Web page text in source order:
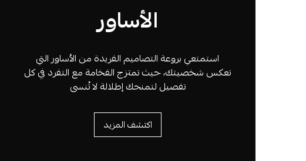
الأساور
استمتعي بروعة التصاميم الفريدة من الأساور التي
تعكس شخصيتك، حيث تمتزج الفخامة مع التفرد في كل
تفصيل لتمنحك إطلالة لا تُنسى
اكتشف المزيد